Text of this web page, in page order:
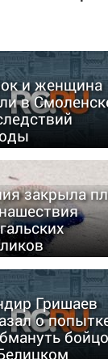
и женщина
в
закрыла
Гришаев
о